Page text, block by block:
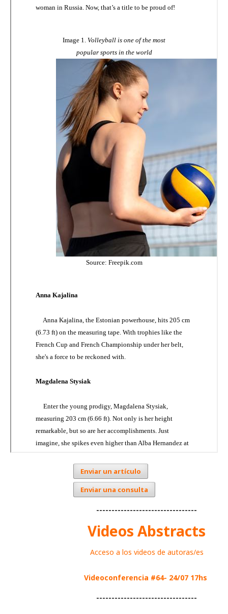
Enviar un artículo
Enviar una consulta
---------------------------------
Videos Abstracts
Acceso a los videos de autoras/es
Videoconferencia #64- 24/07 17hs
---------------------------------